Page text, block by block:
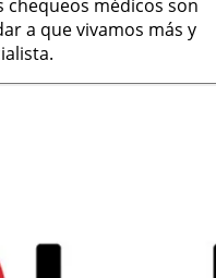
chequeos médicos son
a que vivamos más y